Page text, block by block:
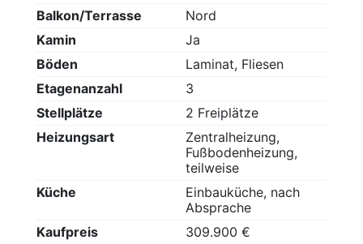
Balkon/Terrasse
Nord
Kamin
Ja
Böden
Laminat, Fliesen
Etagenanzahl
3
Stellplätze
2 Freiplätze
Heizungsart
Zentralheizung,
Fußbodenheizung,
teilweise
Küche
Einbauküche, nach
Absprache
Kaufpreis
309.900 €